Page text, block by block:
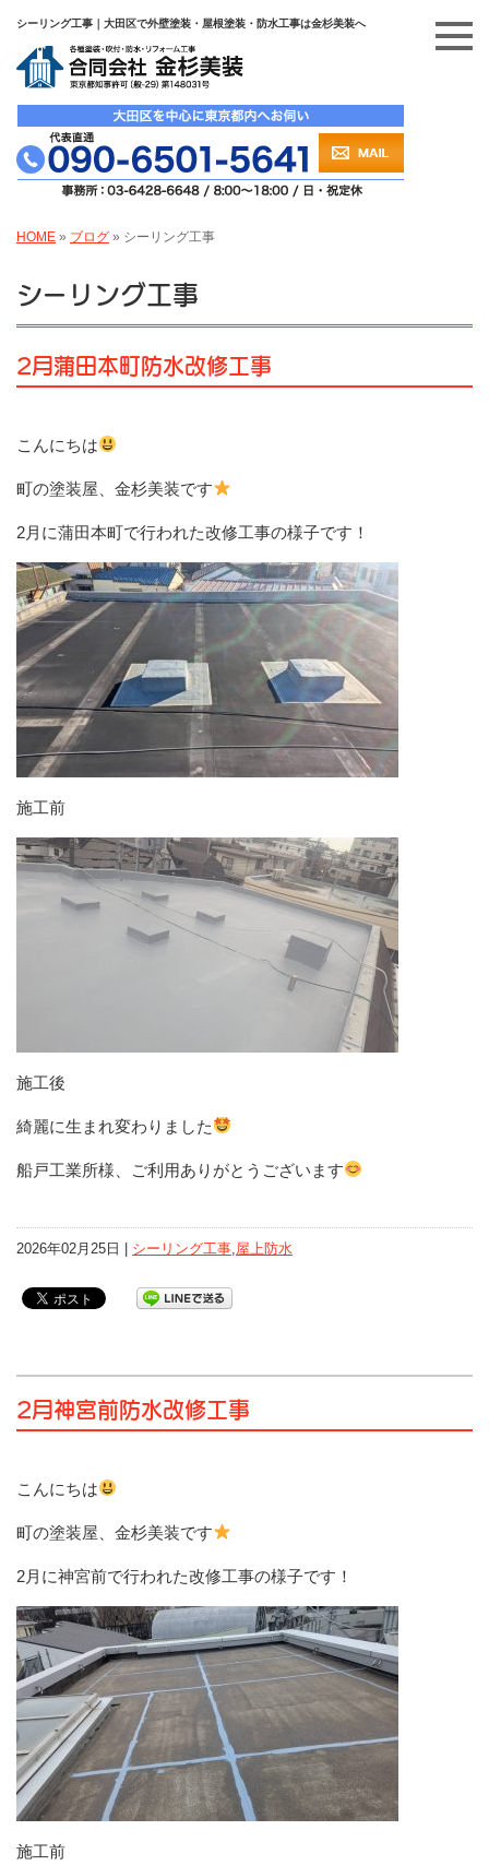
シーリング工事｜大田区で外壁塗装・屋根塗装・防水工事は金杉美装へ
HOME » ブログ » シーリング工事
シーリング工事
2月蒲田本町防水改修工事
こんにちは
町の塗装屋、金杉美装です
2月に蒲田本町で行われた改修工事の様子です！
施工前
施工後
綺麗に生まれ変わりました
船戸工業所様、ご利用ありがとうございます
2026年02月25日 | シーリング工事 屋上防水
2月神宮前防水改修工事
こんにちは
町の塗装屋、金杉美装です
2月に神宮前で行われた改修工事の様子です！
施工前